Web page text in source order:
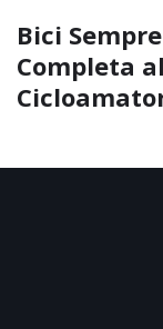
Bici
Completa